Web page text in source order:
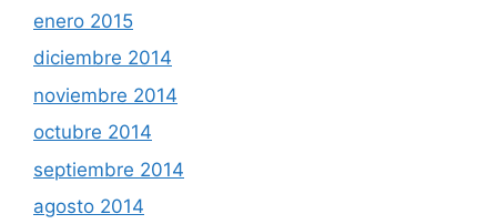
enero 2015
diciembre 2014
noviembre 2014
octubre 2014
septiembre 2014
agosto 2014